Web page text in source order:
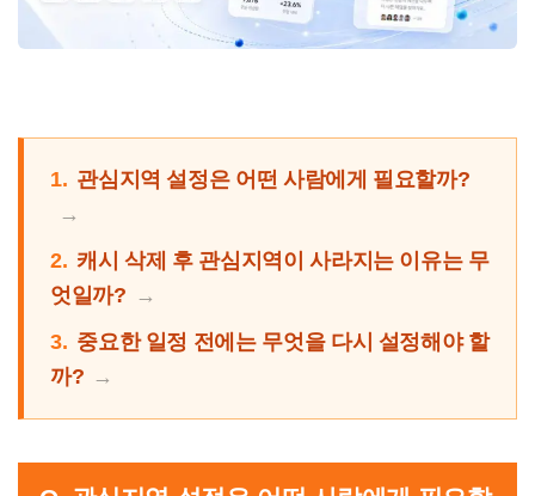
1. 관심지역 설정은 어떤 사람에게 필요할까?
2. 캐시 삭제 후 관심지역이 사라지는 이유는 무
엇일까?
3. 중요한 일정 전에는 무엇을 다시 설정해야 할
까?